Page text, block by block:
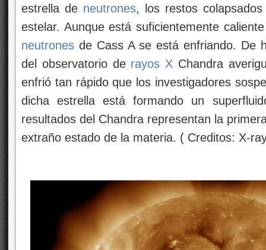
estrella de neutrones, los restos
estelar. Aunque está suficientemente
neutrones de Cass A se está enfriando. De
del observatorio de rayos X Chandra
enfrió tan rápido que los investigadores
dicha estrella está formando un
resultados del Chandra representan la
extraño estado de la materia. ( Creditos: X-